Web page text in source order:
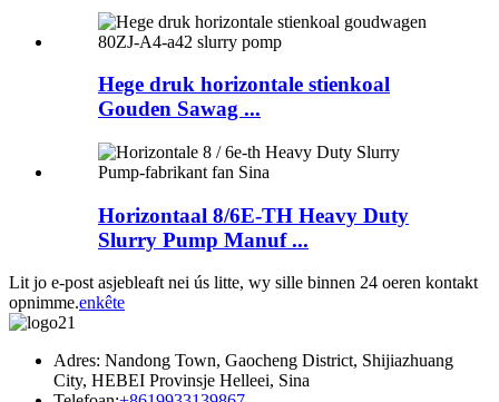
Hege druk horizontale stienkoal
Gouden Sawag ...
Horizontaal 8/6E-TH Heavy Duty
Slurry Pump Manuf ...
Lit jo e-post asjebleaft nei ús litte, wy sille binnen 24 oeren kontakt
opnimme.enkête
Adres: Nandong Town, Gaocheng District, Shijiazhuang
City, HEBEI Provinsje Helleei, Sina